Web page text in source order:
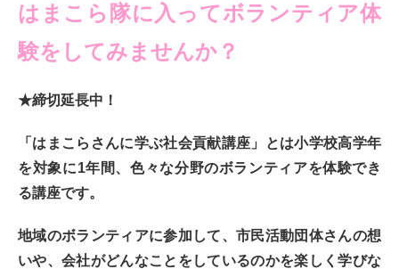
はまこら隊に入ってボランティア体
験をしてみませんか？
★締切延長中！
「はまこらさんに学ぶ社会貢献講座」とは小学校高学年
を対象に1年間、色々な分野のボランティアを体験でき
る講座です。
地域のボランティアに参加して、市民活動団体さんの想
いや、会社がどんなことをしているのかを楽しく学びな